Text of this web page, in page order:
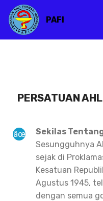
PAFI
PERSATUAN
Sekilas
Sesungguhnya
sejak di
Kesatuan
Agustus 1945,
dengan semua